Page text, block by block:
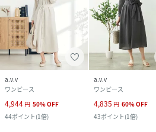
a.v.v
ワンピース
4,944 円 50%OFF
44ポイント(1倍)
a.v.v
ワンピース
4,835 円 60%OFF
43ポイント(1倍)